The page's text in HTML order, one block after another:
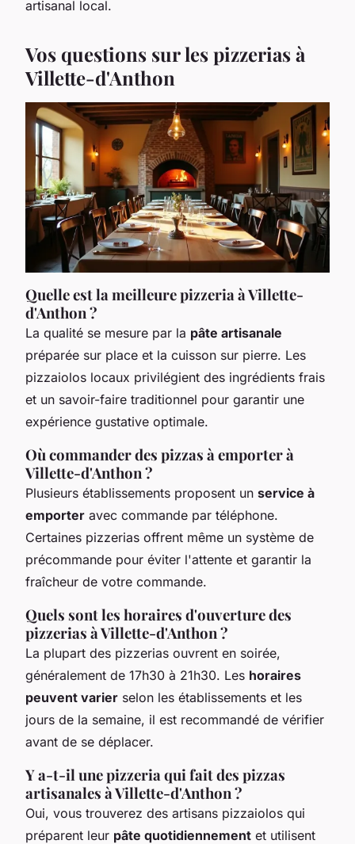
artisanal local.
Vos questions sur les pizzerias à
Villette-d'Anthon
Quelle est la meilleure pizzeria à Villette-
d'Anthon ?
La qualité se mesure par la pâte artisanale
préparée sur place et la cuisson sur pierre. Les
pizzaiolos locaux privilégient des ingrédients frais
et un savoir-faire traditionnel pour garantir une
expérience gustative optimale.
Où commander des pizzas à emporter à
Villette-d'Anthon ?
Plusieurs établissements proposent un service à
emporter avec commande par téléphone.
Certaines pizzerias offrent même un système de
précommande pour éviter l'attente et garantir la
fraîcheur de votre commande.
Quels sont les horaires d'ouverture des
pizzerias à Villette-d'Anthon ?
La plupart des pizzerias ouvrent en soirée,
généralement de 17h30 à 21h30. Les horaires
peuvent varier selon les établissements et les
jours de la semaine, il est recommandé de vérifier
avant de se déplacer.
Y a-t-il une pizzeria qui fait des pizzas
artisanales à Villette-d'Anthon ?
Oui, vous trouverez des artisans pizzaiolos qui
préparent leur pâte quotidiennement et utilisent